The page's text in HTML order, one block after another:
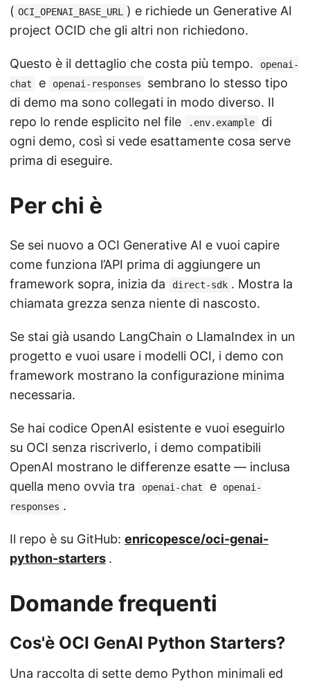
( OCI_OPENAI_BASE_URL
) e richiede un Generative AI
project OCID che gli altri non richiedono.
Questo è il dettaglio che costa più tempo.
openai-
chat
e openai-responses
sembrano lo stesso tipo
di demo ma sono collegati in modo diverso. Il
repo lo rende esplicito nel file
.env.example
di
ogni demo, così si vede esattamente cosa serve
prima di eseguire.
Per chi è
Se sei nuovo a OCI Generative AI e vuoi capire
come funziona l’API prima di aggiungere un
framework sopra, inizia da
direct-sdk . Mostra la
chiamata grezza senza niente di nascosto.
Se stai già usando LangChain o LlamaIndex in un
progetto e vuoi usare i modelli OCI, i demo con
framework mostrano la configurazione minima
necessaria.
Se hai codice OpenAI esistente e vuoi eseguirlo
su OCI senza riscriverlo, i demo compatibili
OpenAI mostrano le differenze esatte — inclusa
quella meno ovvia tra
openai-chat e
openai-
responses .
Il repo è su GitHub: enricopesce/oci-genai-
python-starters .
Domande frequenti
Cos'è OCI GenAI Python Starters?
Una raccolta di sette demo Python minimali ed